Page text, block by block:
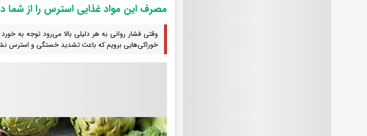
مصرف این مواد غذایی استرس را از شما
وقتی فشار روانی به هر دلیلی بالا می‌رود توجه به
خوراکی‌هایی برویم که باعث تشدید خستگی و استرس